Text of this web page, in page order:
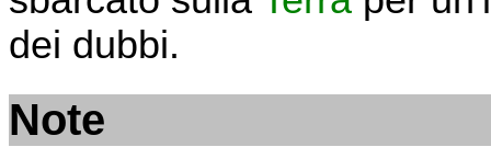
dei dubbi.
Note